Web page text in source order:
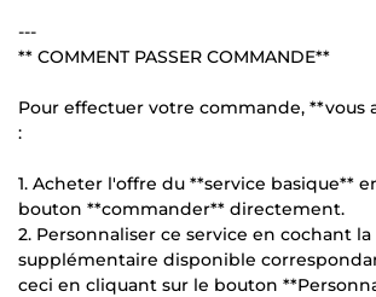
---
** COMMENT PASSER COMMANDE**
Pour effectuer votre commande, **vous
:
1. Acheter l'offre du **service basique**
bouton **commander** directement.
2. Personnaliser ce service en cochant
supplémentaire disponible
ceci en cliquant sur le bouton